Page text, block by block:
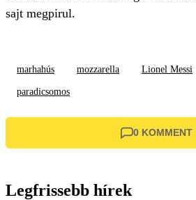
sajt megpirul.
marhahús mozzarella Lionel Messi
paradicsomos
0 KOMMENT
Legfrissebb hírek